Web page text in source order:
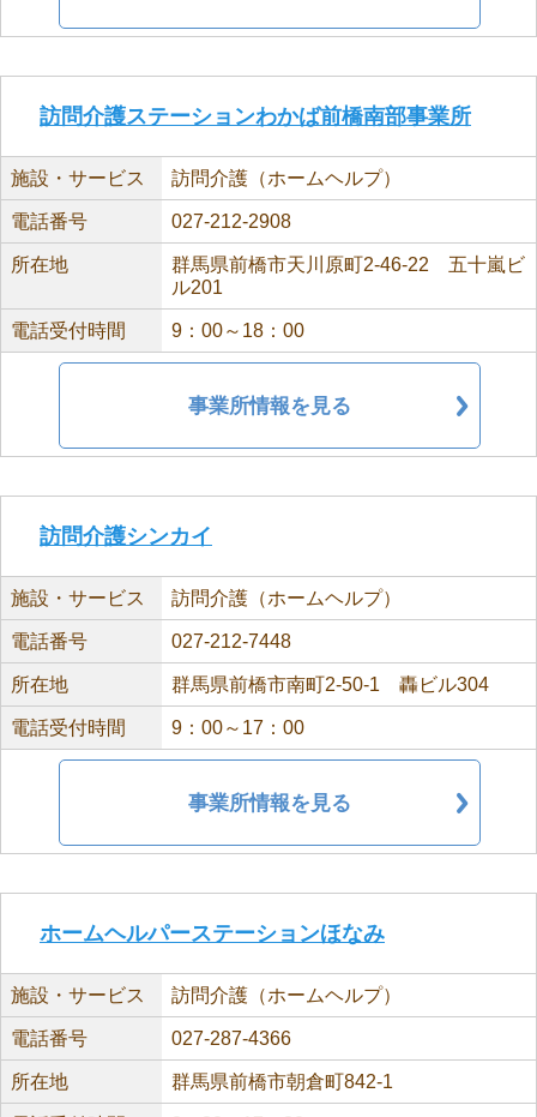
訪問介護ステーションわかば前橋南部事業所
施設・サービス 訪問介護（ホームヘルプ）
電話番号 027-212-2908
所在地
群馬県前橋市天川原町2-46-22 五十嵐ビ
ル201
電話受付時間 9：00～18：00
事業所情報を見る
訪問介護シンカイ
施設・サービス 訪問介護（ホームヘルプ）
電話番号 027-212-7448
所在地 群馬県前橋市南町2-50-1 轟ビル304
電話受付時間 9：00～17：00
事業所情報を見る
ホームヘルパーステーションほなみ
施設・サービス 訪問介護（ホームヘルプ）
電話番号 027-287-4366
所在地 群馬県前橋市朝倉町842-1